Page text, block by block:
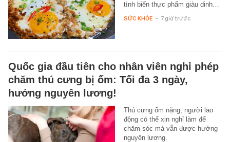
tình biến thực phẩm giàu dinh…
SỨC KHỎE - 7 giờ trước
Quốc gia đầu tiên cho nhân viên nghỉ phép
chăm thú cưng bị ốm: Tối đa 3 ngày,
hưởng nguyên lương!
Thú cưng ốm nặng, người lao
động có thể xin nghỉ làm để
chăm sóc mà vẫn được hưởng
nguyên lương.